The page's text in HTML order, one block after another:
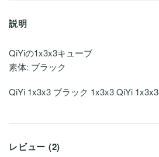
説明
QiYiの1x3x3キューブ
素体: ブラック
QiYi 1x3x3 ブラック 1x3x3 QiYi 1x3x3
レビュー (2)